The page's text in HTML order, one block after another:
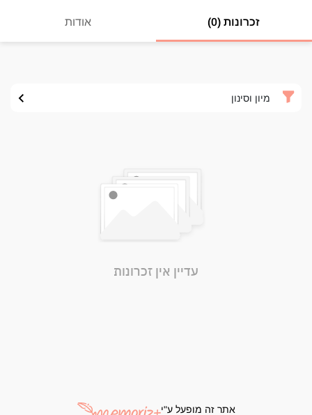
זכרונות (0) אודות
מיון וסינון
עדיין אין זכרונות
אתר זה מופעל ע"י